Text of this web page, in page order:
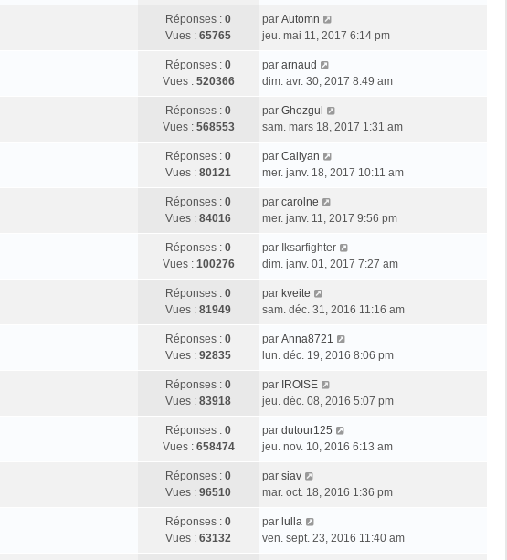
Réponses : 0
Vues : 65765
par Automn
jeu. mai 11, 2017 6:14 pm
Réponses : 0
Vues : 520366
par arnaud
dim. avr. 30, 2017 8:49 am
Réponses : 0
Vues : 568553
par Ghozgul
sam. mars 18, 2017 1:31 am
Réponses : 0
Vues : 80121
par Callyan
mer. janv. 18, 2017 10:11 am
Réponses : 0
Vues : 84016
par carolne
mer. janv. 11, 2017 9:56 pm
Réponses : 0
Vues : 100276
par Iksarfighter
dim. janv. 01, 2017 7:27 am
Réponses : 0
Vues : 81949
par kveite
sam. déc. 31, 2016 11:16 am
Réponses : 0
Vues : 92835
par Anna8721
lun. déc. 19, 2016 8:06 pm
Réponses : 0
Vues : 83918
par IROISE
jeu. déc. 08, 2016 5:07 pm
Réponses : 0
Vues : 658474
par dutour125
jeu. nov. 10, 2016 6:13 am
Réponses : 0
Vues : 96510
par siav
mar. oct. 18, 2016 1:36 pm
Réponses : 0
Vues : 63132
par lulla
ven. sept. 23, 2016 11:40 am